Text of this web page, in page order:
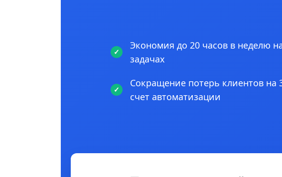
Экономия до 20 часов в неделю
задачах
Сокращение потерь клиентов на
счет автоматизации